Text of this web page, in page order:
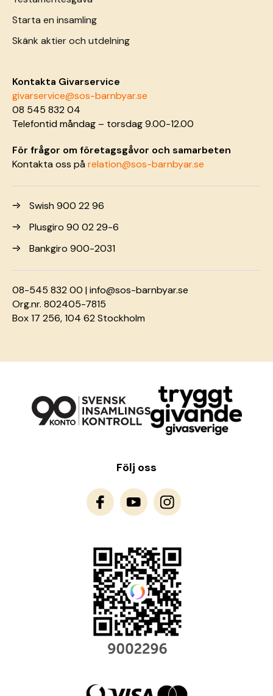
Starta en insamling
Skänk aktier och utdelning
Kontakta Givarservice
givarservice@sos-barnbyar.se
08 545 832 04
Telefontid måndag – torsdag 9.00-12.00
För frågor om företagsgåvor och samarbeten
Kontakta oss pårelation@sos-barnbyar.se
Swish 900 22 96
Plusgiro 90 02 29-6
Bankgiro 900-2031
08-545 832 00 |info@sos-barnbyar.se
Org.nr. 802405-7815
Box 17 256, 104 62 Stockholm
Följ oss